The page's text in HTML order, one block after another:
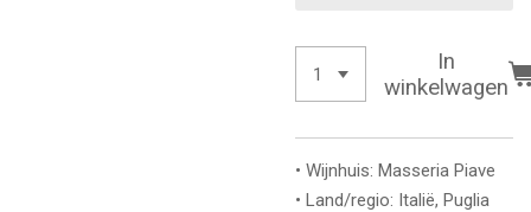
In
winkelwagen
• Wijnhuis: Masseria Piave
• Land/regio: Italië, Puglia